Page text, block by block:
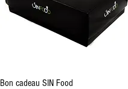
Aperçu rapide
Bon cadeau SIN Food